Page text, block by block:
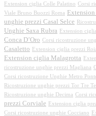
Extension ciglia Colle Palatino Corsi
Viale Bruno Buozzi Roma
unghie prezzi Casal Selce
Unghie Saxa Rubra
Extension
Conca D’Oro Corsi ricostruzione
Casaletto
Extension ciglia prezzi
Extension ciglia Malagrotta
ricostruzione unghie prezzi Magliana
Corsi ricostruzione Unghie Metro
Ricostruzione unghie prezzi Tor Tre
Ricostruzione unghie Decima Corsi
prezzi Corviale
Extension ciglia
Corsi ricostruzione unghie Cocciano